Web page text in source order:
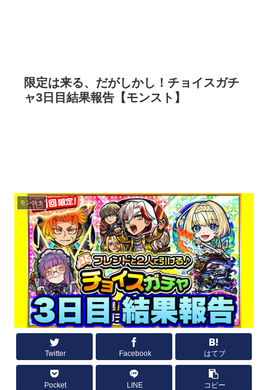
限定は来る、だがしかし！チョイスガチ
ャ3日目結果報告【モンスト】
モンスト
Twitter Facebook はてブ
Pocket LINE コピー